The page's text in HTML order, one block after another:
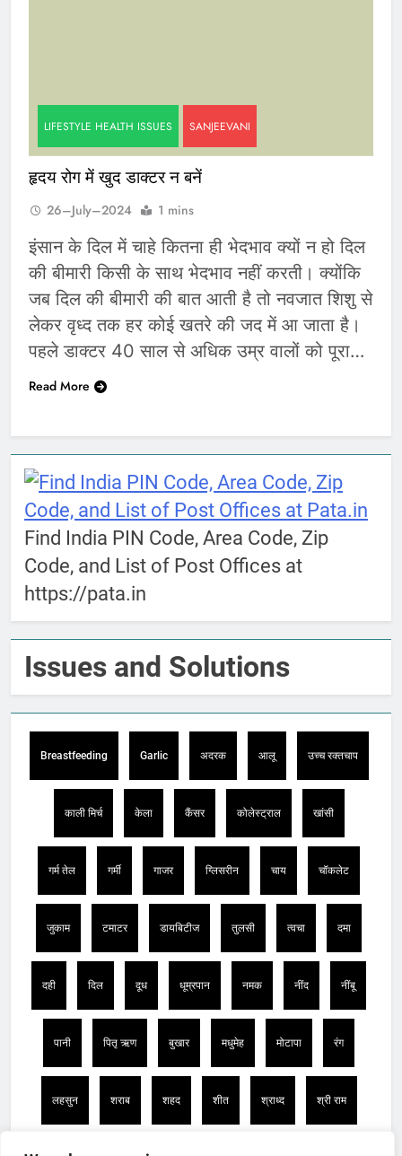
LIFESTYLE HEALTH ISSUES SANJEEVANI
हृदय रोग में खुद डाक्टर न बनें
26–July–2024 1 mins
इंसान के दिल में चाहे कितना ही भेदभाव क्यों न हो दिल
की बीमारी किसी के साथ भेदभाव नहीं करती। क्योंकि
जब दिल की बीमारी की बात आती है तो नवजात शिशु से
लेकर वृध्द तक हर कोई खतरे की जद में आ जाता है।
पहले डाक्टर 40 साल से अधिक उम्र वालों को पूरा…
Read More
Find India PIN Code, Area Code, Zip
Code, and List of Post Offices at
https://pata.in
Issues and Solutions
Breastfeeding Garlic अदरक आलू उच्च रक्तचाप
काली मिर्च केला कैंसर कोलेस्ट्राल खांसी
गर्म तेल गर्मी गाजर ग्लिसरीन चाय चॉकलेट
जुकाम टमाटर डायबिटीज तुलसी त्वचा दमा
दही दिल दूध धूम्रपान नमक नींद नींबू
पानी पितृ ऋण बुखार मधुमेह मोटापा रंग
लहसुन शराब शहद शीत श्राध्द श्री राम